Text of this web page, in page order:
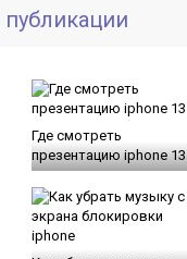
Где смотреть
презентацию iphone 13